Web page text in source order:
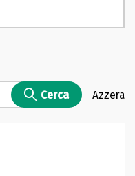
Cerca Azzera